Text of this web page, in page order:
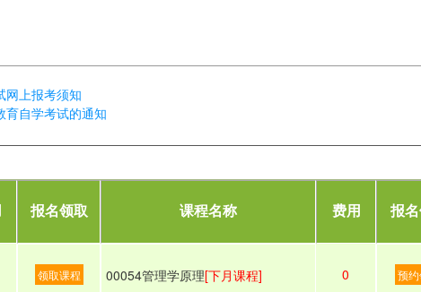
网上报考须知
育自学考试的通知
报名领取 课程名称 费用 报
领取课程 00054管理学原理[下月课程] 0 预